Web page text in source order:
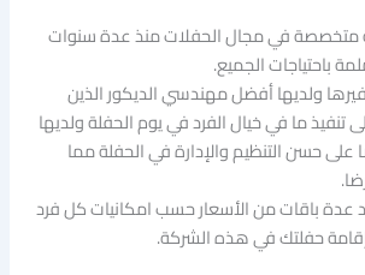
في مجال الحفلات منذ عدة سنوات
باحتياجات الجميع.
ولديها أفضل مهندسي الديكور الذين
تنفيذ ما في خيال الفرد في يوم الحفلة ولديها
على حسن التنظيم والإدارة في الحفلة مما
عدة باقات من الأسعار حسب امكانيات كل فرد
حفلتك في هذه الشركة.